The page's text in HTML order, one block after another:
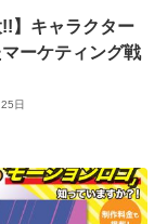
!!】キャラクター
ーケティング戦
日